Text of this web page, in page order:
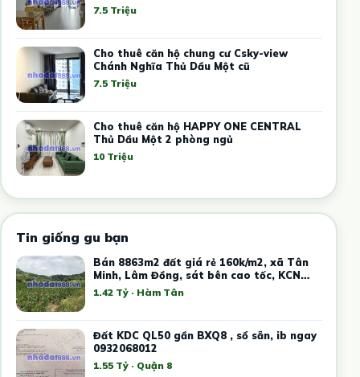
7.5 Triệu
Cho thuê căn hộ chung cư Csky-view
Chánh Nghĩa Thủ Dầu Một cũ
7.5 Triệu
Cho thuê căn hộ HAPPY ONE CENTRAL
Thủ Dầu Một 2 phòng ngủ
10 Triệu
Tin giống gu bạn
Bán 8863m2 đất giá rẻ 160k/m2, xã Tân
Minh, Lâm Đồng, sát bên cao tốc, KCN
Tân Đức Sonadezi
1.42 Tỷ · Hàm Tân
Đất KDC QL50 gần BXQ8 , sổ sẵn, ib ngay
0932068012
1.55 Tỷ · Quận 8